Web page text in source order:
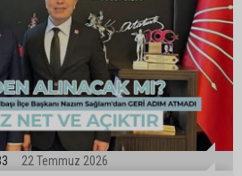
22 Temmuz 2026